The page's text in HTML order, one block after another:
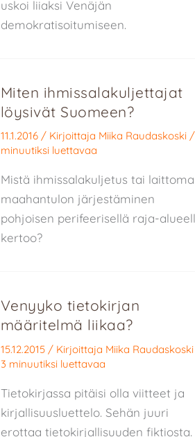
uskoi liiaksi Venäjän
demokratisoitumiseen.
Miten ihmissalakuljettajat
löysivät Suomeen?
11.1.2016 / Kirjoittaja Miika Raudaskoski/
minuutiksi luettavaa
Mistä ihmissalakuljetus tai
maahantulon järjestäminen
pohjoisen perifeerisellä raja-
kertoo?
Venyyko tietokirjan
määritelmä liikaa?
15.12.2015 / Kirjoittaja Miika Raudaskoski
3 minuutiksi luettavaa
Tietokirjassa pitäisi olla viitteet ja
kirjallisuusluettelo. Sehän juuri
erottaa tietokirjallisuuden fiktiosta.